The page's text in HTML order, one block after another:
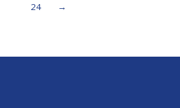
24
→